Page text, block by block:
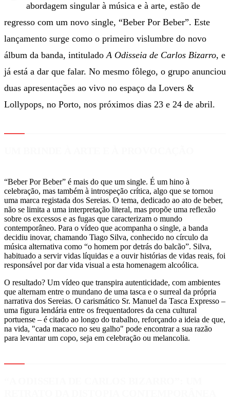
abordagem singular à música e à arte, estão de
regresso com um novo single, “Beber Por Beber”. Este
lançamento surge como o primeiro vislumbre do novo
álbum da banda, intitulado A Odisseia de Carlos Bizarro, e
já está a dar que falar. No mesmo fôlego, o grupo anunciou
duas apresentações ao vivo no espaço da Lovers &
Lollypops, no Porto, nos próximos dias 23 e 24 de abril.
“Beber Por Beber” é mais do que um single. É um hino à
celebração, mas também à introspeção crítica, algo que se tornou
uma marca registada dos Sereias. O tema, dedicado ao ato de beber,
não se limita a uma interpretação literal, mas propõe uma reflexão
sobre os excessos e as fugas que caracterizam o mundo
contemporâneo. Para o vídeo que acompanha o single, a banda
decidiu inovar, chamando Tiago Silva, conhecido no círculo da
música alternativa como “o homem por detrás do balcão”. Silva,
habituado a servir vidas líquidas e a ouvir histórias de vidas reais, foi
responsável por dar vida visual a esta homenagem alcoólica.
O resultado? Um vídeo que transpira autenticidade, com ambientes
que alternam entre o mundano de uma tasca e o surreal da própria
narrativa dos Sereias. O carismático Sr. Manuel da Tasca Expresso –
uma figura lendária entre os frequentadores da cena cultural
portuense – é citado ao longo do trabalho, reforçando a ideia de que,
na vida, "cada macaco no seu galho" pode encontrar a sua razão
para levantar um copo, seja em celebração ou melancolia.